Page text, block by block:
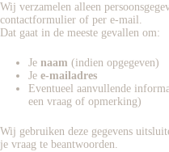
Wij verzamelen alleen
contactformulier of per e-mail.
Dat gaat in de meeste gevallen om:
Je naam (indien opgegeven)
Je e-mailadres
Eventueel aanvullende
een vraag of opmerking)
Wij gebruiken deze gegevens
je vraag te beantwoorden.